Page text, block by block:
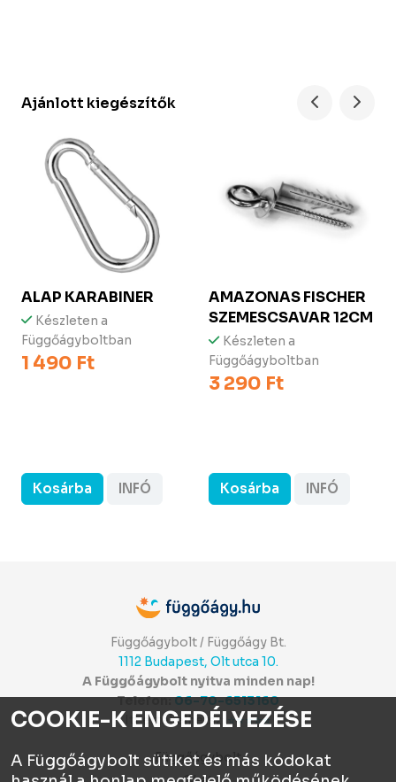
Ajánlott kiegészítők
ALAP KARABINER
Készleten a
Függőágyboltban
1 490 Ft
Kosárba INFÓ
AMAZONAS FISCHER
SZEMESCSAVAR 12CM
Készleten a
Függőágyboltban
3 290 Ft
Kosárba INFÓ
Függőágybolt / Függőágy Bt.
1112 Budapest, Olt utca 10.
A Függőágybolt nyitva minden nap!
Telefon:06-70-6513160
Itt értékelhetsz:⭐⭐⭐⭐⭐
Függőágybolt
COOKIE-K ENGEDÉLYEZÉSE
A Függőágybolt sütiket és más kódokat